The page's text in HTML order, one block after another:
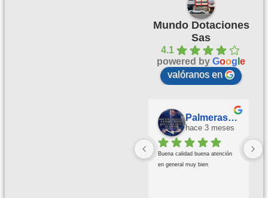
Mundo Dotaciones
Sas
4.1
powered by Goog e
valóranos en
Palmeras Doradas
hace 3 meses
Buena calidad buena atención
en general muy bien